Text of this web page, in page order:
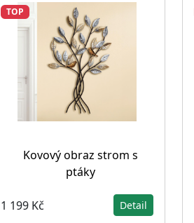
TOP
Kovový obraz strom s
ptáky
1 199 Kč Detail